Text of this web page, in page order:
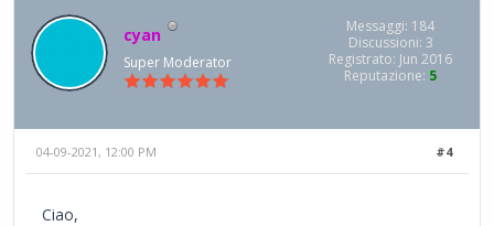
cyan
Super Moderator
Messaggi: 184
Discussioni: 3
Registrato: Jun 2016
Reputazione: 5
#4
04-09-2021, 12:00 PM
Ciao,